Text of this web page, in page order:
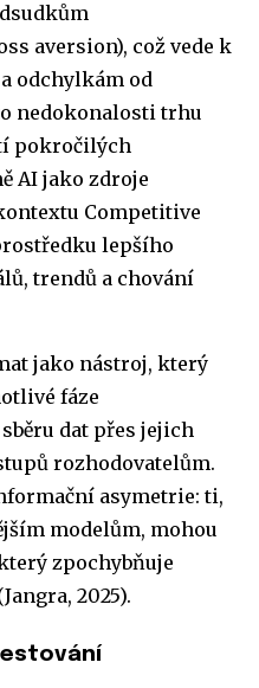
aversion), což vede k
odchylkám od
nedokonalosti trhu
pokročilých
AI jako zdroje
Competitive
lepšího
trendů a chování
jako nástroj, který
fáze
dat přes jejich
rozhodovatelům.
asymetrie: ti,
modelům, mohou
zpochybňuje
2025).